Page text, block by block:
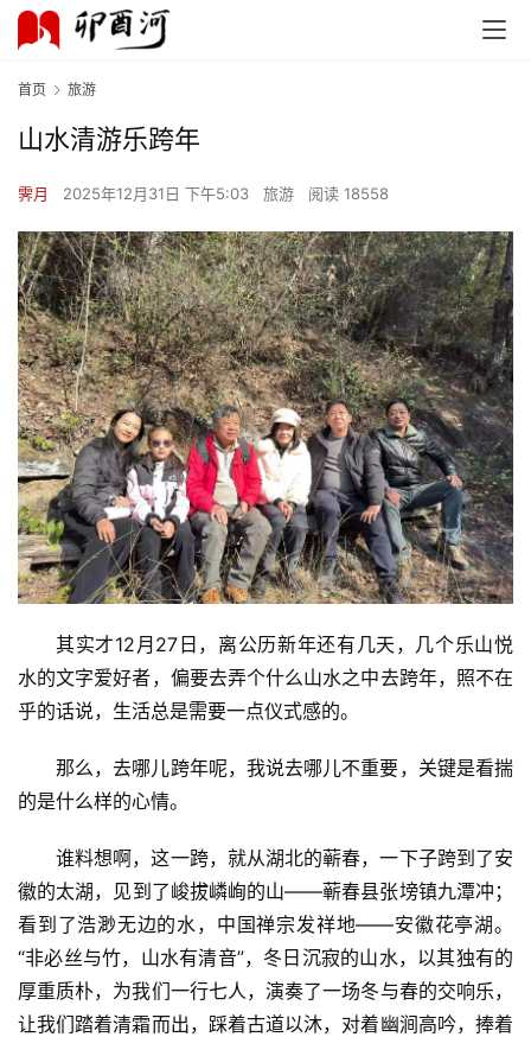
首页 旅游
山水清游乐跨年
霁月 2025年12月31日 下午5:03 旅游 阅读 18558
其实才12月27日，离公历新年还有几天，几个乐山悦
水的文字爱好者，偏要去弄个什么山水之中去跨年，照不在
乎的话说，生活总是需要一点仪式感的。
那么，去哪儿跨年呢，我说去哪儿不重要，关键是看揣
的是什么样的心情。
谁料想啊，这一跨，就从湖北的蕲春，一下子跨到了安
徽的太湖，见到了峻拔嶙峋的山——蕲春县张塝镇九潭冲；
看到了浩渺无边的水，中国禅宗发祥地——安徽花亭湖。
“非必丝与竹，山水有清音”，冬日沉寂的山水，以其独有的
厚重质朴，为我们一行七人，演奏了一场冬与春的交响乐，
让我们踏着清霜而出，踩着古道以沐，对着幽涧高吟，捧着